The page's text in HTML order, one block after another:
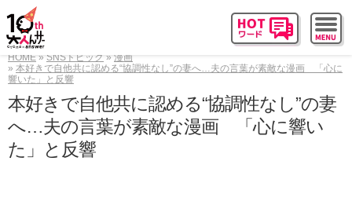
HOME SNSトピック
漫画
本好きで自他共に認める“協調性なし”の妻へ…夫の言葉が素敵な漫画 「心に
響いた」と反響
本好きで自他共に認める“協調性なし”の妻
へ…夫の言葉が素敵な漫画 「心に響い
た」と反響